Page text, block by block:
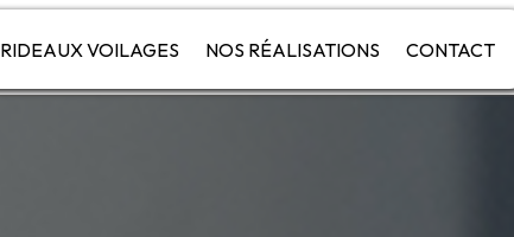
RIDEAUX VOILAGES NOS RÉALISATIONS CONTACT